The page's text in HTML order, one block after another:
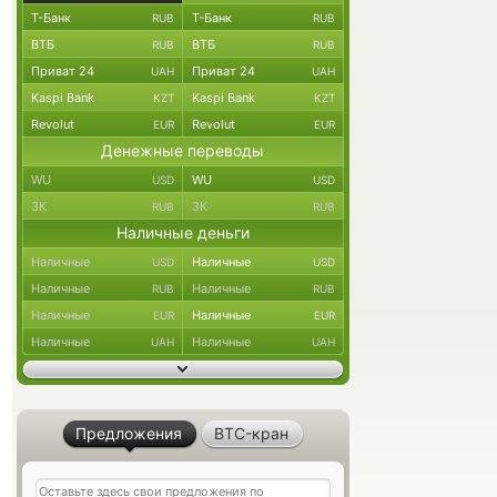
Т-Банк RUB Т-Банк RUB
ВТБ RUB ВТБ RUB
Приват 24 UAH Приват 24 UAH
Kaspi Bank KZT Kaspi Bank KZT
Revolut EUR Revolut EUR
Денежные переводы
WU USD WU USD
ЗК RUB ЗК RUB
Наличные деньги
Наличные USD Наличные USD
Наличные RUB Наличные RUB
Наличные EUR Наличные EUR
Наличные UAH Наличные UAH
Предложения BTC-кран